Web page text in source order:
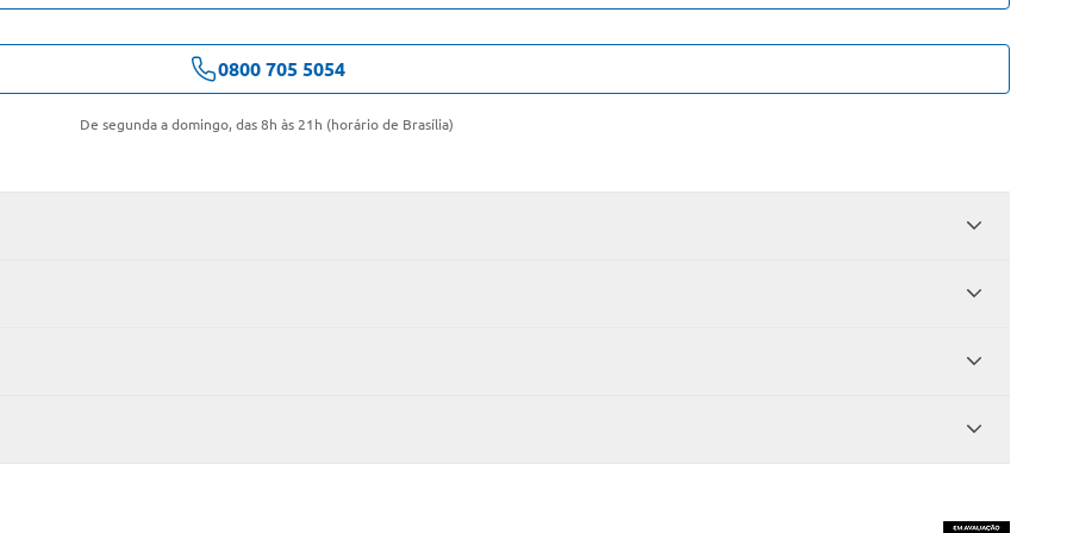
0800 705 5054
De segunda a domingo, das 8h às 21h (horário de Brasília)